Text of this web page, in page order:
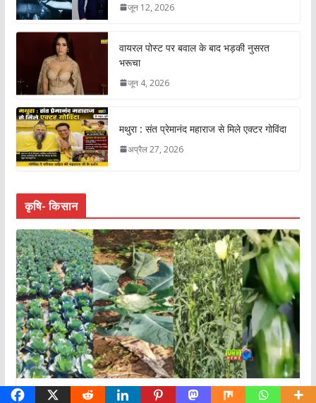
जून 12, 2026
वायरल पोस्ट पर बवाल के बाद भड़की नुसरत
भरूचा
जून 4, 2026
मथुरा : संत प्रेमानंद महाराज से मिले एक्टर गोविंदा
अप्रैल 27, 2026
कृषि- किसान
कृषि- किसान